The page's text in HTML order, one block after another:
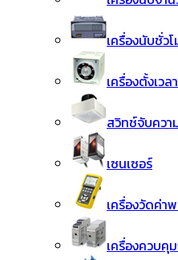
เครื่องนับชั่ว
เครื่องตั้งเว
สวิทช์จับควา
เซนเซอร์
เครื่องวัดค่า
เครื่องควบคุ